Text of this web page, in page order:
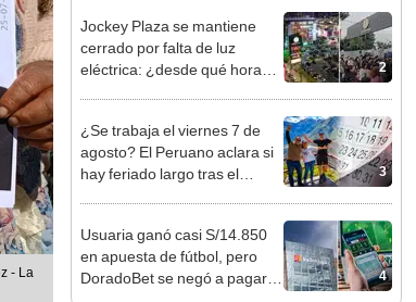
- La
2
Jockey Plaza se mantiene
cerrado por falta de luz
eléctrica: ¿desde qué hora
3
¿Se trabaja el viernes 7 de
agosto? El Peruano aclara si
hay feriado largo tras el
4
Usuaria ganó casi S/14.850
en apuesta de fútbol, pero
DoradoBet se negó a pagar: